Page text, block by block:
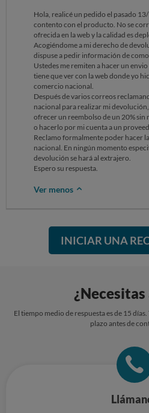
Hola, realicé un pedido el pasado
contento con el producto. No se
ofrecida en la web y la calidad es
Acogiéndome a mi derecho de
dispuse a pedir información de
Ustedes me remiten a hacer un
tiene que ver con la web donde yo
comercio nacional.
Después de varios correos
nacional para realizar mi
ofrecer un reembolso de un 20% sin
o hacerlo por mi cuenta a un
Reclamo formalmente poder hacer
nacional. En ningún momento
devolución se hará al extrajero.
Espero su respuesta.
Ver menos
INICIAR UNA
¿Necesitas
El tiempo medio de respuesta es de 15
plazo antes de